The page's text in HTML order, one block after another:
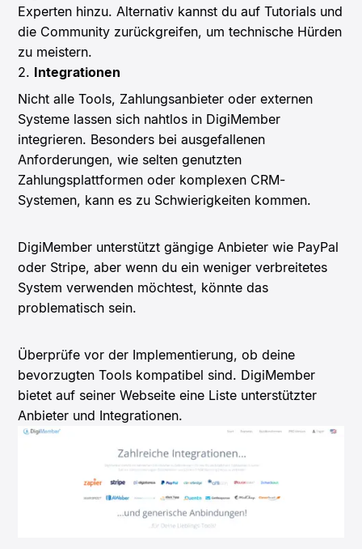
Experten hinzu. Alternativ kannst du auf Tutorials und
die Community zurückgreifen, um technische Hürden
zu meistern.
2. Integrationen
Nicht alle Tools, Zahlungsanbieter oder externen
Systeme lassen sich nahtlos in DigiMember
integrieren. Besonders bei ausgefallenen
Anforderungen, wie selten genutzten
Zahlungsplattformen oder komplexen CRM-
Systemen, kann es zu Schwierigkeiten kommen.
DigiMember unterstützt gängige Anbieter wie PayPal
oder Stripe, aber wenn du ein weniger verbreitetes
System verwenden möchtest, könnte das
problematisch sein.
Überprüfe vor der Implementierung, ob deine
bevorzugten Tools kompatibel sind. DigiMember
bietet auf seiner Webseite eine Liste unterstützter
Anbieter und Integrationen.